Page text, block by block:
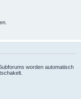
worden automatisch